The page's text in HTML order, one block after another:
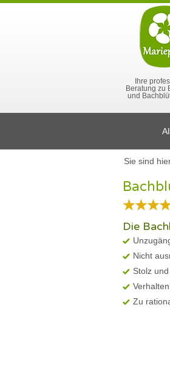
Ihre
Beratung zu
und
Sie sind
Die
Nicht
Stolz
Zu